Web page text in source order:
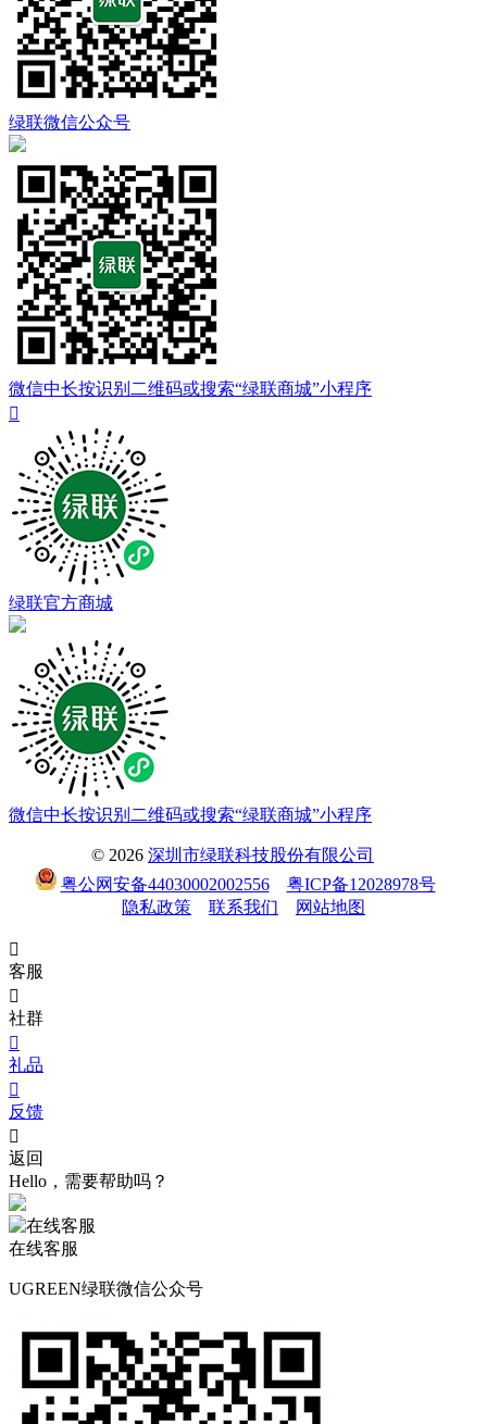
绿联微信公众号
微信中长按识别二维码或搜索“绿联商城”小程序

绿联官方商城
微信中长按识别二维码或搜索“绿联商城”小程序
© 2026 深圳市绿联科技股份有限公司
粤公网安备44030002002556
粤ICP备12028978号
隐私政策
联系我们 网站地图

客服

社群

礼品

反馈

返回
Hello，需要帮助吗？
在线客服
UGREEN绿联微信公众号